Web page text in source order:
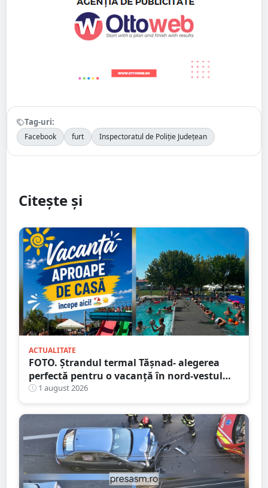
Tag-uri:
Facebook furt Inspectoratul de Poliție Județean
Citește și
ACTUALITATE
FOTO. Ștrandul termal Tășnad- alegerea
perfectă pentru o vacanță în nord-vestul
României
1 august 2026